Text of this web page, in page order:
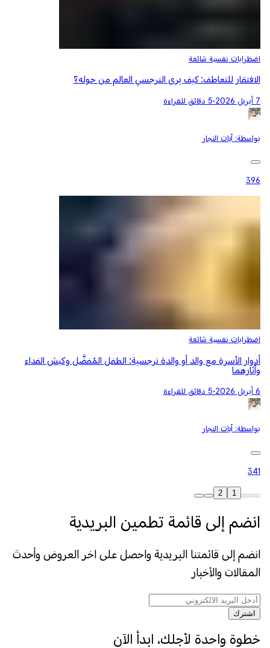
اضطرابات نفسية شائعة
الافتقار للتعاطف: كيف يرى النرجسي العالم من حوله؟
7 أبريل 2026 •5 دقائق للقراءة
بواسطة: آيات النجار
396
اضطرابات نفسية شائعة
أدوار الأسرة مع والد أو والدة نرجسية: الطفل المُفضَّل وكبش الفداء
وآثارهما
6 أبريل 2026 •5 دقائق للقراءة
بواسطة: آيات النجار
341
1
2
انضم إلى قائمة تطمين البريدية
انضم إلى قائمتنا البريدية واحصل على اخر العروض وأحدث
المقالات والأخبار
اشترك
خطوة واحدة لأجلك، ابدأ الآن